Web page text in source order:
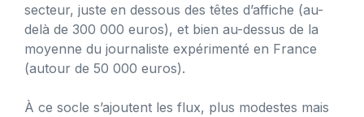
secteur, juste en dessous des têtes d’affiche (au-
delà de 300 000 euros), et bien au-dessus de la
moyenne du journaliste expérimenté en France
(autour de 50 000 euros).
À ce socle s’ajoutent les flux, plus modestes mais